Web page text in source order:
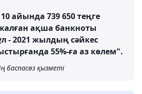
айында 739 650 теңге
ақша банкноты
- 2021 жылдың сәйкес
55%-ға аз көлем".
баспасөз қызметі